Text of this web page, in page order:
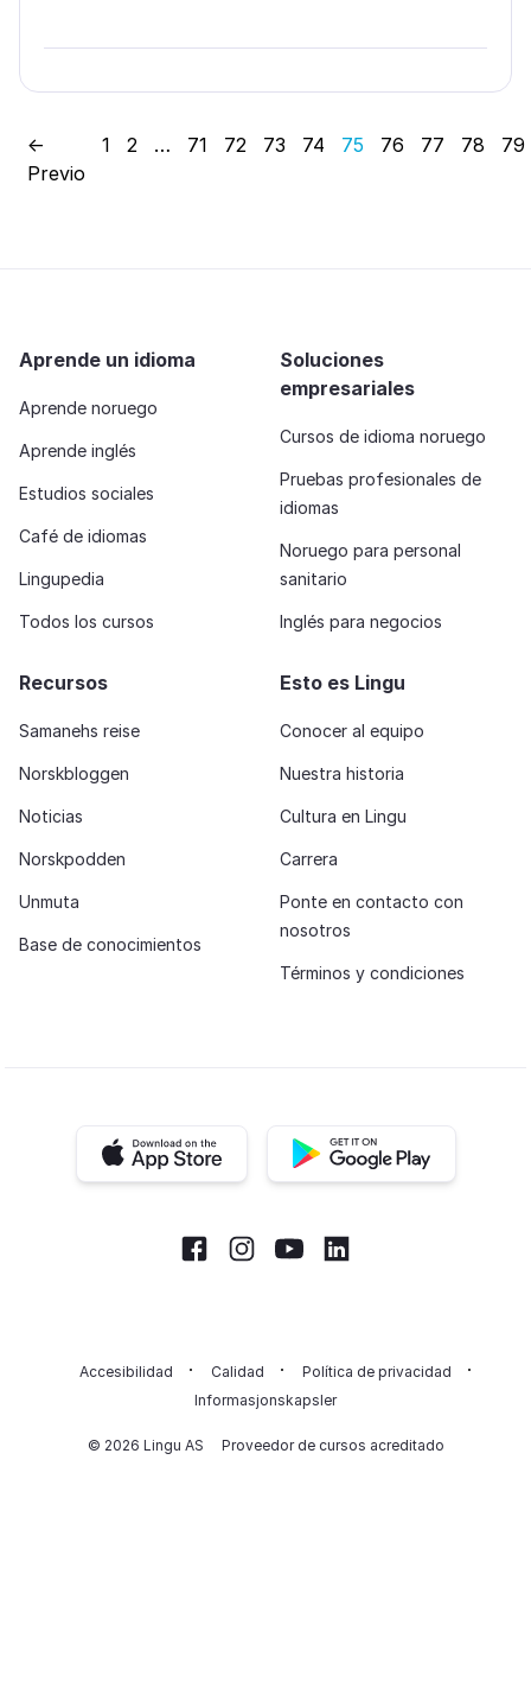
←
Previo
1 2 … 71 72 73 74 75 76 77 78 79
Aprende un idioma
Aprende noruego
Aprende inglés
Estudios sociales
Café de idiomas
Lingupedia
Todos los cursos
Soluciones
empresariales
Cursos de idioma noruego
Pruebas profesionales de
idiomas
Noruego para personal
sanitario
Inglés para negocios
Recursos
Samanehs reise
Norskbloggen
Noticias
Norskpodden
Unmuta
Base de conocimientos
Esto es Lingu
Conocer al equipo
Nuestra historia
Cultura en Lingu
Carrera
Ponte en contacto con
nosotros
Términos y condiciones
iOS app Android app
FacebookInstagram
YoutubeLinkedIn
Accesibilidad Calidad
Política de privacidad
Informasjonskapsler
© 2026 Lingu AS Proveedor de cursos acreditado